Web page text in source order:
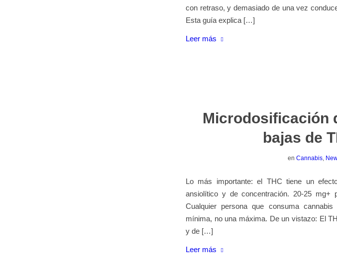
con retraso, y demasiado de una vez
Esta guía explica […]
Leer más
Microdosificación
bajas de
en Cannabis,
Lo más importante: el THC tiene un
ansiolítico y de concentración. 20-25 mg+
Cualquier persona que consuma
mínima, no una máxima. De un vistazo: El
y de […]
Leer más